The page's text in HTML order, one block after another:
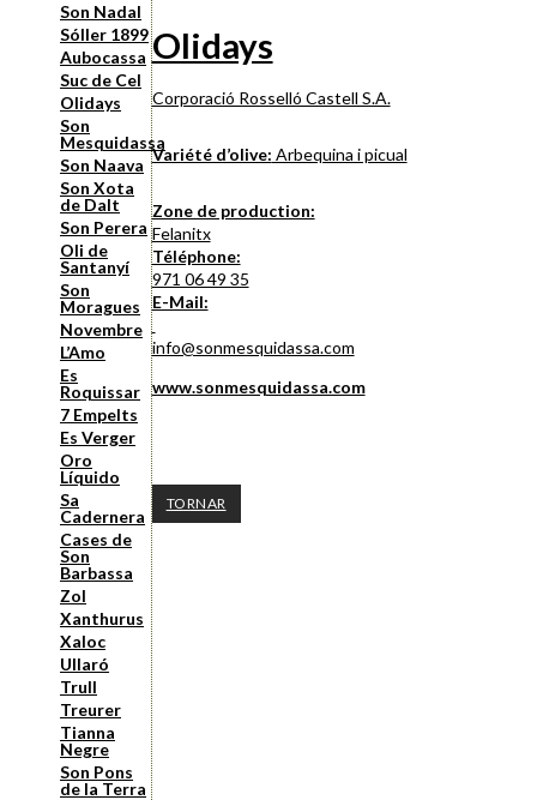
Son Nadal
Sóller 1899
Aubocassa
Suc de Cel
Olidays
Son
Mesquidassa
Son Naava
Son Xota
de Dalt
Son Perera
Oli de
Santanyí
Son
Moragues
Novembre
L’Amo
Es
Roquissar
7 Empelts
Es Verger
Oro
Líquido
Sa
Cadernera
Cases de
Son
Barbassa
Zol
Xanthurus
Xaloc
Ullaró
Trull
Treurer
Tianna
Negre
Son Pons
de la Terra
Olidays
Corporació Rosselló Castell S.A.
Variété d’olive: Arbequina i picual
Zone de production:
Felanitx
Téléphone:
971 06 49 35
E-Mail:
info@sonmesquidassa.com
www.sonmesquidassa.com
TORNAR